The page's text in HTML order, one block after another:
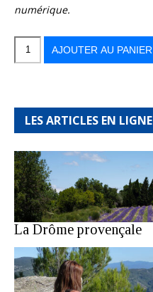
numérique.
quantité
Refuges
Vercors
de
AJOUTER AU PANIER
LES ARTICLES EN LIGNE
La Drôme provençale